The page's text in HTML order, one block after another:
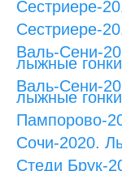
Сестриере-
Сестриере-
Валь-Сени-
лыжные
Валь-Сени-
лыжные
Пампорово-
Сочи-2020.
Стеди Брук-